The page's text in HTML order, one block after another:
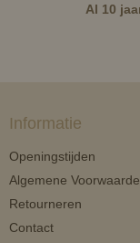
Al 10
Informatie
Openingstijden
Algemene
Retourneren
Contact